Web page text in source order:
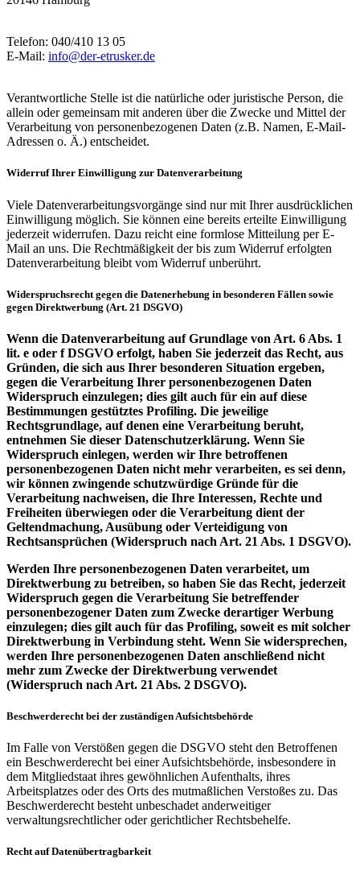
Telefon: 040/410 13 05
E-Mail: info@der-etrusker.de
Verantwortliche Stelle ist die natürliche oder juristische Person, die
allein oder gemeinsam mit anderen über die Zwecke und Mittel der
Verarbeitung von personenbezogenen Daten (z.B. Namen, E-Mail-
Adressen o. Ä.) entscheidet.
Widerruf Ihrer Einwilligung zur Datenverarbeitung
Viele Datenverarbeitungsvorgänge sind nur mit Ihrer ausdrücklichen
Einwilligung möglich. Sie können eine bereits erteilte Einwilligung
jederzeit widerrufen. Dazu reicht eine formlose Mitteilung per E-
Mail an uns. Die Rechtmäßigkeit der bis zum Widerruf erfolgten
Datenverarbeitung bleibt vom Widerruf unberührt.
Widerspruchsrecht gegen die Datenerhebung in besonderen Fällen sowie
gegen Direktwerbung (Art. 21 DSGVO)
Wenn die Datenverarbeitung auf Grundlage von Art. 6 Abs. 1
lit. e oder f DSGVO erfolgt, haben Sie jederzeit das Recht, aus
Gründen, die sich aus Ihrer besonderen Situation ergeben,
gegen die Verarbeitung Ihrer personenbezogenen Daten
Widerspruch einzulegen; dies gilt auch für ein auf diese
Bestimmungen gestütztes Profiling. Die jeweilige
Rechtsgrundlage, auf denen eine Verarbeitung beruht,
entnehmen Sie dieser Datenschutzerklärung. Wenn Sie
Widerspruch einlegen, werden wir Ihre betroffenen
personenbezogenen Daten nicht mehr verarbeiten, es sei denn,
wir können zwingende schutzwürdige Gründe für die
Verarbeitung nachweisen, die Ihre Interessen, Rechte und
Freiheiten überwiegen oder die Verarbeitung dient der
Geltendmachung, Ausübung oder Verteidigung von
Rechtsansprüchen (Widerspruch nach Art. 21 Abs. 1 DSGVO).
Werden Ihre personenbezogenen Daten verarbeitet, um
Direktwerbung zu betreiben, so haben Sie das Recht, jederzeit
Widerspruch gegen die Verarbeitung Sie betreffender
personenbezogener Daten zum Zwecke derartiger Werbung
einzulegen; dies gilt auch für das Profiling, soweit es mit solcher
Direktwerbung in Verbindung steht. Wenn Sie widersprechen,
werden Ihre personenbezogenen Daten anschließend nicht
mehr zum Zwecke der Direktwerbung verwendet
(Widerspruch nach Art. 21 Abs. 2 DSGVO).
Beschwerderecht bei der zuständigen Aufsichtsbehörde
Im Falle von Verstößen gegen die DSGVO steht den Betroffenen
ein Beschwerderecht bei einer Aufsichtsbehörde, insbesondere in
dem Mitgliedstaat ihres gewöhnlichen Aufenthalts, ihres
Arbeitsplatzes oder des Orts des mutmaßlichen Verstoßes zu. Das
Beschwerderecht besteht unbeschadet anderweitiger
verwaltungsrechtlicher oder gerichtlicher Rechtsbehelfe.
Recht auf Datenübertragbarkeit